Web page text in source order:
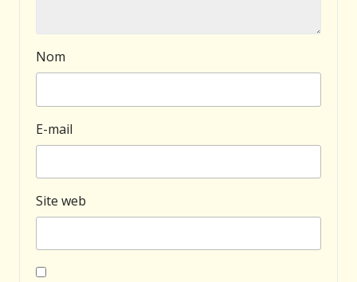
Nom
E-mail
Site web